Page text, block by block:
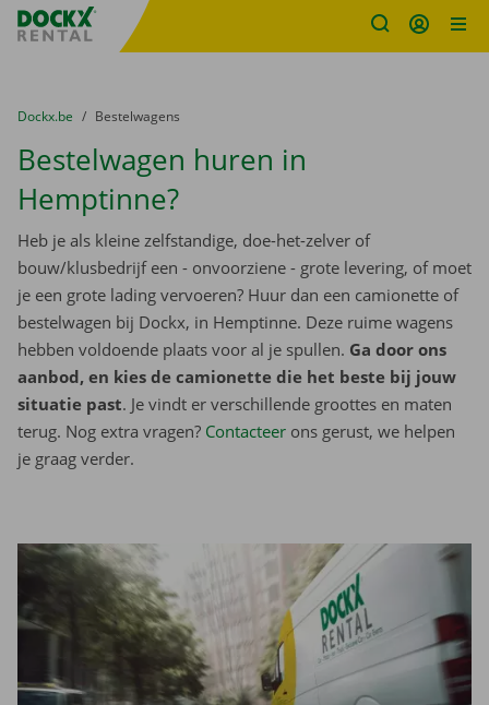
Fratello DEMO
U bevindt zich hier:
van
Dockx.be naar
Bestelwagens
Bestelwagen huren in
Hemptinne?
Heb je als kleine zelfstandige, doe-het-zelver of
bouw/klusbedrijf een - onvoorziene - grote levering, of moet
je een grote lading vervoeren? Huur dan een camionette of
bestelwagen bij Dockx, in Hemptinne. Deze ruime wagens
hebben voldoende plaats voor al je spullen. Ga door ons
aanbod, en kies de camionette die het beste bij jouw
situatie past. Je vindt er verschillende groottes en maten
terug. Nog extra vragen? Contacteer ons gerust, we helpen
je graag verder.